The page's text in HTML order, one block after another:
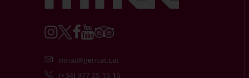
mnat@gencat.cat
(+34) 977 25 15 15